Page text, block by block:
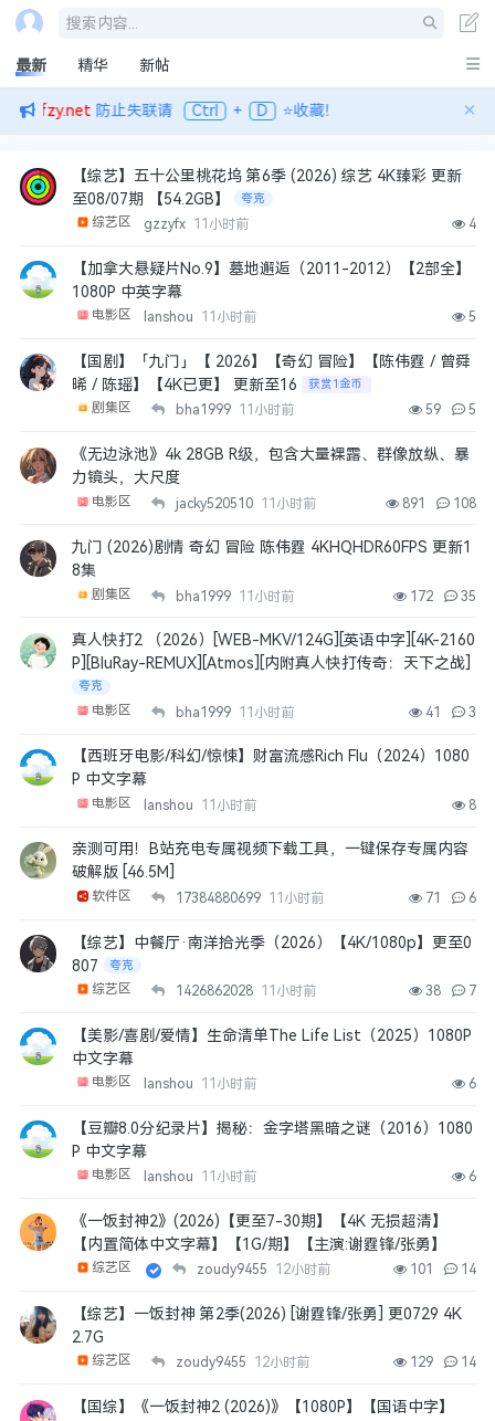
搜索内容...
最新 精华 新帖
防止失联请 Ctrl + D ⭐收藏！ ×
【综艺】五十公里桃花坞 第6季 (2026) 综艺 4K臻彩 更新
至08/07期 【54.2GB】
夸克
综艺区 gzzyfx 11小时前 4
【加拿大悬疑片No.9】墓地邂逅（2011-2012）【2部全】
1080P 中英字幕
电影区 lanshou 11小时前 5
【国剧】「九门」【 2026】【奇幻 冒险】【陈伟霆 / 曾舜
晞 / 陈瑶】【4K已更】 更新至16
获赏1金币
剧集区 bha1999 11小时前 59 5
《无边泳池》4k 28GB R级，包含大量裸露、群像放纵、暴
力镜头，大尺度
电影区 jacky520510 11小时前 891 108
九门 (2026)剧情 奇幻 冒险 陈伟霆 4KHQHDR60FPS 更新1
8集
剧集区 bha1999 11小时前 172 35
真人快打2 （2026）[WEB-MKV/124G][英语中字][4K-2160
P][BluRay-REMUX][Atmos][内附真人快打传奇：天下之战]
夸克
电影区 bha1999 11小时前 41 3
【西班牙电影/科幻/惊悚】财富流感Rich Flu（2024）1080
P 中文字幕
电影区 lanshou 11小时前 8
亲测可用！B站充电专属视频下载工具，一键保存专属内容
破解版 [46.5M]
软件区 17384880699 11小时前 71 6
【综艺】中餐厅·南洋拾光季（2026）【4K/1080p】更至0
807
夸克
综艺区 1426862028 11小时前 38 7
【美影/喜剧/爱情】生命清单The Life List（2025）1080P
中文字幕
电影区 lanshou 11小时前 6
【豆瓣8.0分纪录片】揭秘：金字塔黑暗之谜（2016）1080
P 中文字幕
电影区 lanshou 11小时前 6
《一饭封神2》(2026)【更至7-30期】【4K 无损超清】
【内置简体中文字幕】【1G/期】【主演:谢霆锋/张勇】
综艺区 zoudy9455 12小时前 101 14
【综艺】一饭封神 第2季(2026) [谢霆锋/张勇] 更0729 4K
2.7G
综艺区 zoudy9455 12小时前 129 14
【国综】《一饭封神2 (2026)》【1080P】【国语中字】